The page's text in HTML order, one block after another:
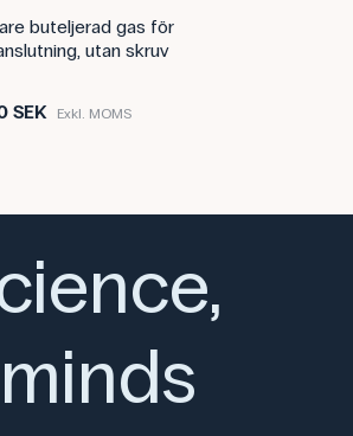
buteljerad gas för
utan skruv
SEK Exkl. MOMS